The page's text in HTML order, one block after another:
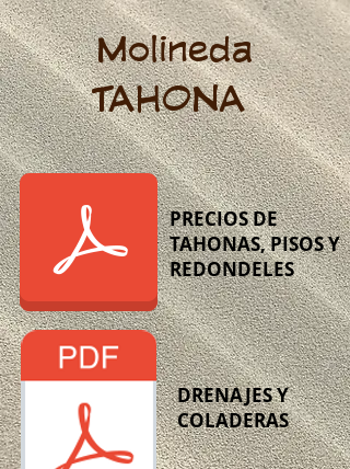
PRECIOS DE
TAHONAS, PISOS Y
REDONDELES
DRENAJES Y
COLADERAS
Molineda
TAHONA